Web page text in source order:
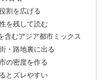
割を広げる
を残して読む
含むアジア都市ミックス
・路地裏に出る
の密度を作る
とズレやすい